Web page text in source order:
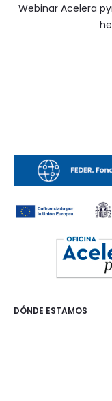
Webinar Acelera
DÓNDE ESTAMOS